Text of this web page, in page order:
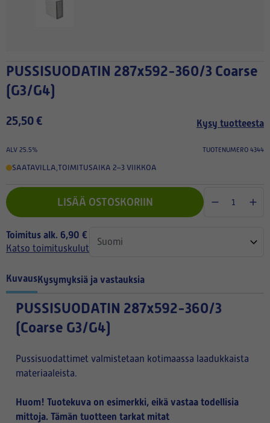
PUSSISUODATIN 287x592-360/3 Coarse
(G3/G4)
25,50 € Kysy tuotteesta
ALV 25.5% TUOTENUMERO 4344
SAATAVILLA,TOIMITUSAIKA 2–3 VIIKKOA
LISÄÄ OSTOSKORIIN
Toimitus alk. 6,90 €
Katso toimituskulut
KuvausKysymyksiä ja vastauksia
PUSSISUODATIN 287x592-360/3
(Coarse G3/G4)
Pussisuodattimet valmistetaan kotimaassa laadukkaista
materiaaleista.
Huom! Tuotekuva on esimerkki, eikä vastaa todellisia
mittoja. Tämän tuotteen tarkat mitat